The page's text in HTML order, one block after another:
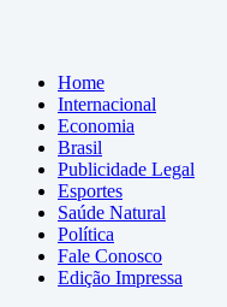
Home
Internacional
Economia
Brasil
Publicidade Legal
Esportes
Saúde Natural
Política
Fale Conosco
Edição Impressa